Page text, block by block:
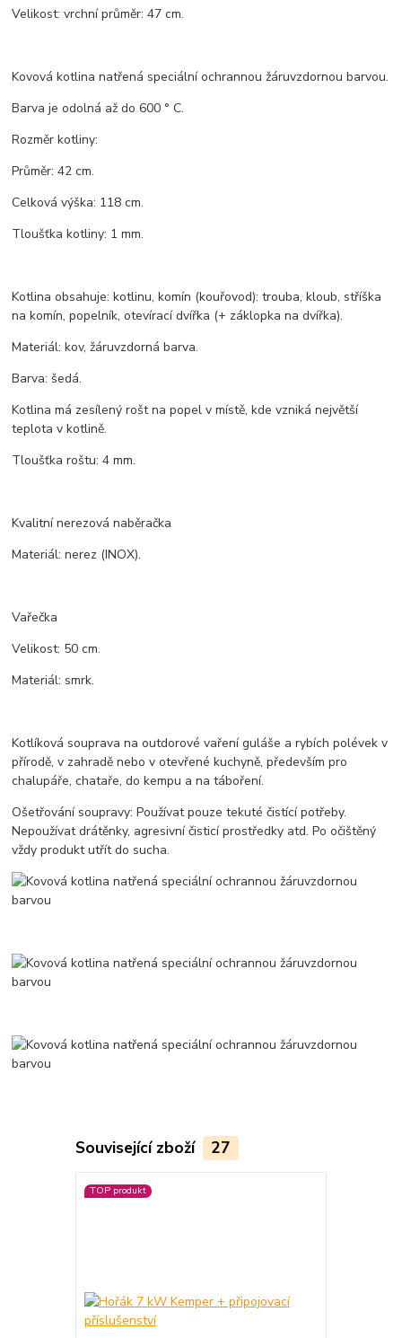
Velikost: vrchní průměr: 47 cm.
Kovová kotlina natřená speciální ochrannou žáruvzdornou barvou.
Barva je odolná až do 600 ° C.
Rozměr kotliny:
Průměr: 42 cm.
Celková výška: 118 cm.
Tloušťka kotliny: 1 mm.
Kotlina obsahuje: kotlinu, komín (kouřovod): trouba, kloub, stříška
na komín, popelník, otevírací dvířka (+ záklopka na dvířka).
Materiál: kov, žáruvzdorná barva.
Barva: šedá.
Kotlina má zesílený rošt na popel v místě, kde vzniká největší
teplota v kotlině.
Tloušťka roštu: 4 mm.
Kvalitní nerezová naběračka
Materiál: nerez (INOX).
Vařečka
Velikost: 50 cm.
Materiál: smrk.
Kotlíková souprava na outdorové vaření guláše a rybích polévek v
přírodě, v zahradě nebo v otevřené kuchyně, především pro
chalupáře, chataře, do kempu a na táboření.
Ošetřování soupravy: Používat pouze tekuté čistící potřeby.
Nepoužívat drátěnky, agresivní čisticí prostředky atd. Po očištěný
vždy produkt utřít do sucha.
Související zboží 27
TOP produkt